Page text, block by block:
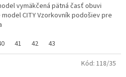
vymäkčená pätná časť obuvi
CITY Vzorkovník podošiev pre
41 42 43
Kód: 118/35